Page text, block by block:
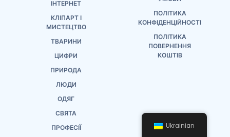
ІНТЕРНЕТ
КЛІПАРТ І
МИСТЕЦТВО
ТВАРИНИ
ЦИФРИ
ПРИРОДА
ЛЮДИ
ОДЯГ
СВЯТА
ПРОФЕСІЇ
ПОЛІТИКА
КОНФІДЕНЦІЙНОСТІ
ПОЛІТИКА
ПОВЕРНЕННЯ
КОШТІВ
Ukrainian